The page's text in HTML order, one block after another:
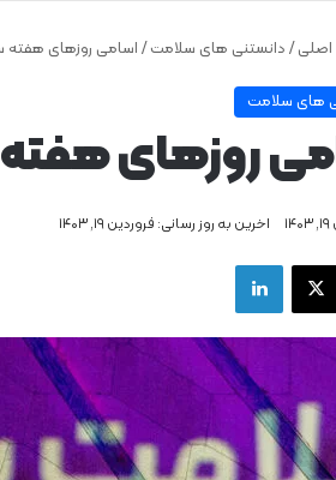
/ دانستنی های سلامت / اسامی روزهای هفته
های سلامت
روزهای
اخرین به روز رسانی: فروردین ۱۹, ۱۴۰۳